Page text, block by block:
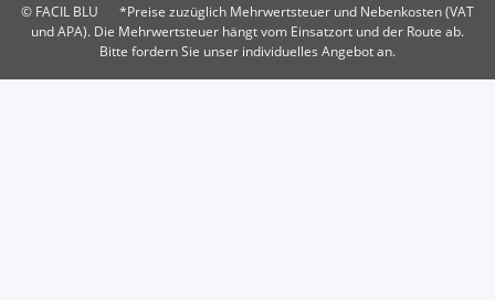
© FACIL BLU
*Preise zuzüglich Mehrwertsteuer und Nebenkosten (VAT
und APA). Die Mehrwertsteuer hängt vom Einsatzort und der Route ab.
Bitte fordern Sie unser individuelles Angebot an.